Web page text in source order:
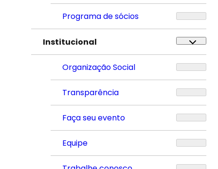
Programa de sócios
Institucional
Organização Social
Transparência
Faça seu evento
Equipe